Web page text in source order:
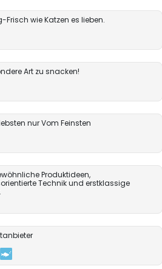
Frisch wie Katzen es lieben.
Art zu snacken!
nur Vom Feinsten
Produktideen,
Technik und erstklassige